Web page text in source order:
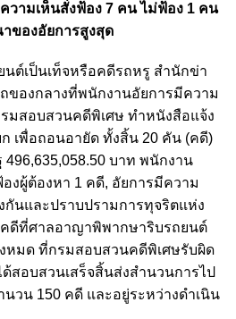
วามเห็นสั่งฟ้อง 7 คน ไม่ฟ้อง 1 คน
ของอัยการสูงสุด
นต์เป็นเท็จหรือคดีรถหรู สำนักข่า
ของกลางที่พนักงานอัยการมีความ
มสอบสวนคดีพิเศษ ทำหนังสือแจ้ง
เพื่อถอนอายัด ทั้งสิ้น 20 คัน (คดี)
บาท พนักงาน
งผู้ต้องหา 1 คดี, อัยการมีความ
นและปราบปรามการทุจริตแห่ง
ดีที่ศาลอาญาพิพากษาริบรถยนต์
หมด ที่กรมสอบสวนคดีพิเศษรับผิด
สอบสวนเสร็จสิ้นส่งสำนวนการไป
วน 150 คดี และอยู่ระหว่างดำเนิน